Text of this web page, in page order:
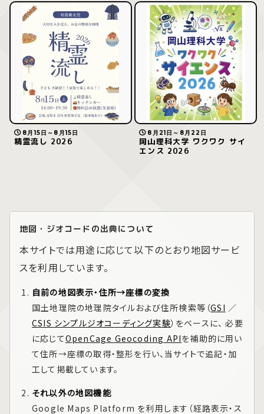
8月15日～8月15日
精霊流し 2026
8月21日～8月22日
岡山理科大学 ワクワク サイ
エンス 2026
地図・ジオコードの出典について
本サイトでは用途に応じて以下のとおり地図サービ
スを利用しています。
自前の地図表示・住所→座標の変換
国土地理院の地理院タイルおよび住所検索等（GSI ／
CSIS シンプルジオコーディング実験）をベースに、 必要
に応じてOpenCage Geocoding APIを補助的に用い
て住所→座標の取得・整形を行い、当サイトで追記・加
工して掲載しています。
それ以外の地図機能
Google Maps Platform を利用します（経路表示・ス